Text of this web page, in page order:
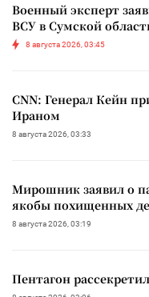
Военный эксперт
ВСУ в Сумской
8 августа 2026, 03:45
CNN: Генерал Кейн
Ираном
8 августа 2026, 03:33
Мирошник заявил о
якобы похищенных
8 августа 2026, 03:19
Пентагон